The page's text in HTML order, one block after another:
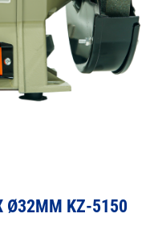
Ø32MM KZ-5150